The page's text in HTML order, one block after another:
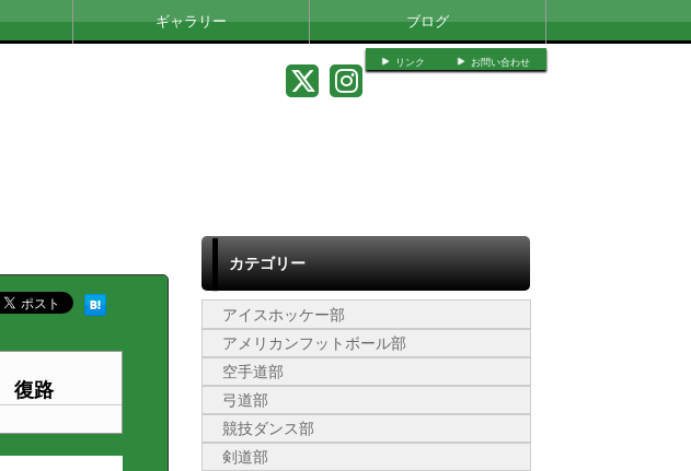
ギャラリー ブログ
リンク お問い合わせ
復路
カテゴリー
アイスホッケー部
アメリカンフットボール部
空手道部
弓道部
競技ダンス部
剣道部